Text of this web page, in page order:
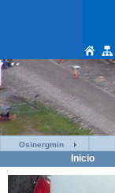
Osinergmin
Inicio